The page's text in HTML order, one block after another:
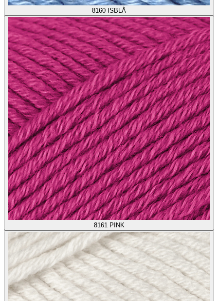
8160 ISBLÅ
8161 PINK